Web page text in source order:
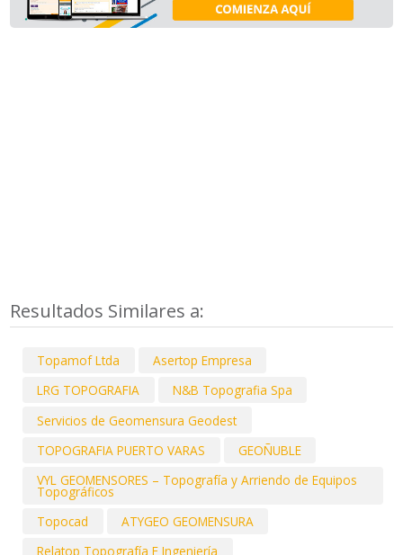
Resultados Similares a:
Topamof Ltda
Asertop Empresa
LRG TOPOGRAFIA
N&B Topografia Spa
Servicios de Geomensura Geodest
TOPOGRAFIA PUERTO VARAS
GEOÑUBLE
VYL GEOMENSORES – Topografía y Arriendo de Equipos
Topográficos
Topocad
ATYGEO GEOMENSURA
Relatop Topografía E Ingeniería